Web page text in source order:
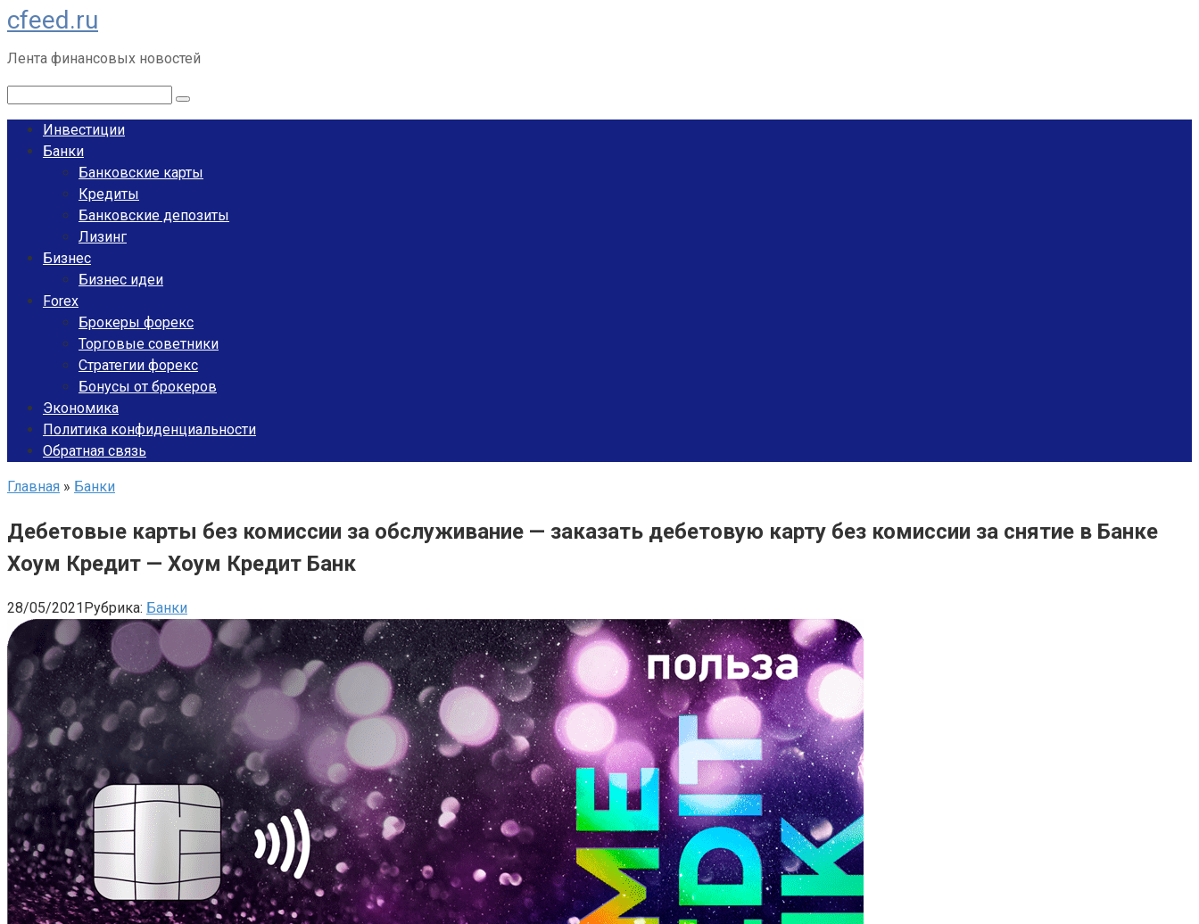
Перейти
к
контенту
cfeed.ru
Лента финансовых новостей
Инвестиции
Банки
Банковские карты
Кредиты
Банковские депозиты
Лизинг
Бизнес
Бизнес идеи
Forex
Брокеры форекс
Торговые советники
Стратегии форекс
Бонусы от брокеров
Экономика
Политика конфиденциальности
Обратная связь
Главная » Банки
Дебетовые карты без комиссии за обслуживание — заказать дебетовую карту без комиссии за снятие в Банке
Хоум Кредит — Хоум Кредит Банк
28/05/2021Рубрика: Банки